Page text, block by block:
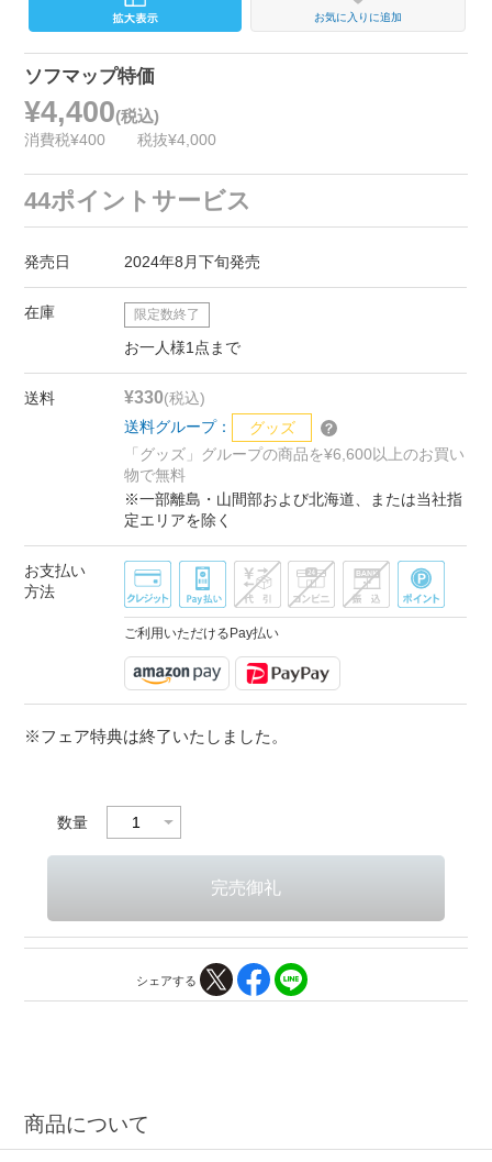
お気に入りに追加
ソフマップ特価
¥4,400(税込)
消費税¥400 税抜¥4,000
44ポイントサービス
発売日 2024年8月下旬発売
在庫 限定数終了
お一人様1点まで
送料 ¥330(税込)
送料グループ：
グッズ
「グッズ」グループの商品を¥6,600以上のお買い
物で無料
※一部離島・山間部および北海道、または当社指
定エリアを除く
お支払い
方法
ご利用いただけるPay払い
※フェア特典は終了いたしました。
数量
シェアする
商品について